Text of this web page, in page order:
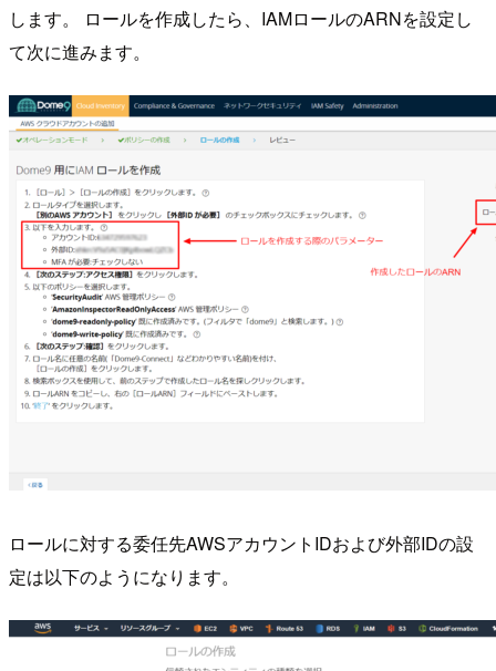
します。 ロールを作成したら、IAMロールのARNを設定し
て次に進みます。
ロールに対する委任先AWSアカウントIDおよび外部IDの設
定は以下のようになります。